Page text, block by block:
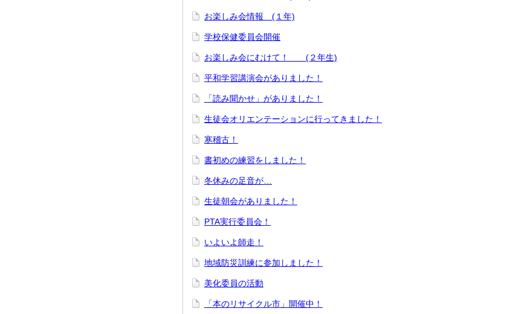
お楽しみ会情報 (１年)
学校保健委員会開催
お楽しみ会にむけて！ (２年生)
平和学習講演会がありました！
「読み聞かせ」がありました！
生徒会オリエンテーションに行ってきました！
寒稽古！
書初めの練習をしました！
冬休みの足音が…
生徒朝会がありました！
PTA実行委員会！
いよいよ師走！
地域防災訓練に参加しました！
美化委員の活動
「本のリサイクル市」開催中！